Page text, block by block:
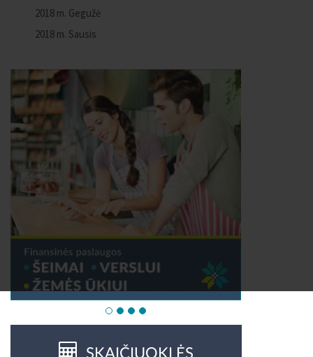
2018 m. Gegužė
2018 m. Sausis
SKAIČIUOKLĖS